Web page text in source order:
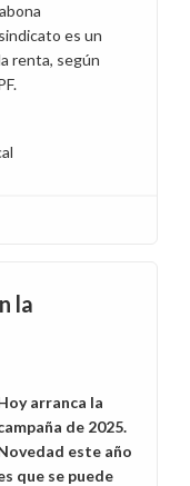
es un
renta, según
la
arranca la
de 2025.
este año
que se puede